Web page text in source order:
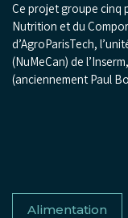
Ce projet groupe cinq
Nutrition et du
d’AgroParisTech,
(NuMeCan) de
(anciennement Paul
Alimentation